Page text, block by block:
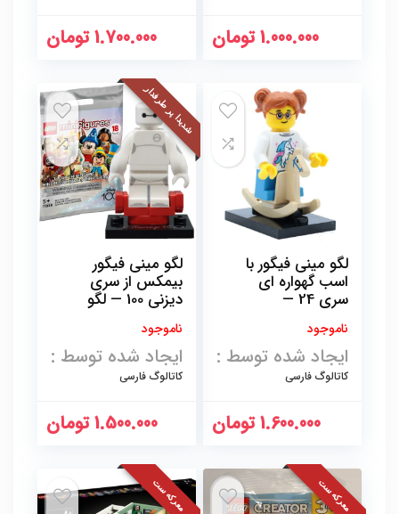
1.000.000 تومان 1.700.000 تومان
لگو مینی فیگور با
اسب گهواره ای
سری 24 —
لگو71037
ناموجود
ایجاد شده توسط :
کاتالوگ فارسی
1.600.000 تومان
شدیدا پر طرفدار
لگو مینی فیگور
بیمکس از سری
دیزنی 100 — لگو
71038
ناموجود
ایجاد شده توسط :
کاتالوگ فارسی
1.500.000 تومان
معرکه ست معرکه ست